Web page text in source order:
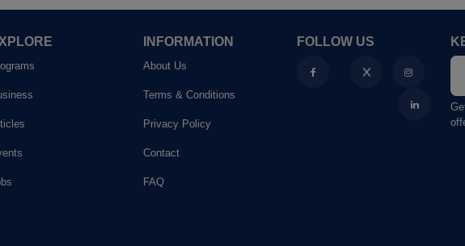
INFORMATION
About Us
Terms & Conditions
Privacy Policy
Contact
FAQ
FOLLOW US